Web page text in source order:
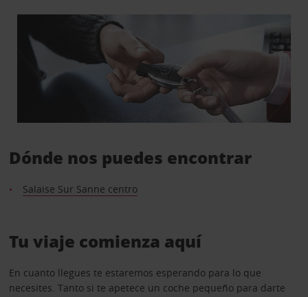
Dónde nos puedes encontrar
Salaise Sur Sanne centro
Tu viaje comienza aquí
En cuanto llegues te estaremos esperando para lo que
necesites. Tanto si te apetece un coche pequeño para darte